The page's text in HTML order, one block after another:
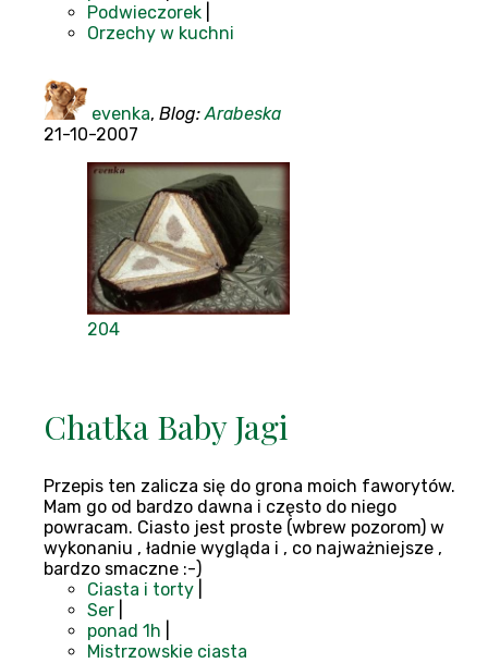
Podwieczorek
Orzechy w kuchni
evenka, Blog: Arabeska
21-10-2007
204
Chatka Baby Jagi
Przepis ten zalicza się do grona moich faworytów.
Mam go od bardzo dawna i często do niego
powracam. Ciasto jest proste (wbrew pozorom) w
wykonaniu , ładnie wygląda i , co najważniejsze ,
bardzo smaczne :-)
Ciasta i torty
Ser
ponad 1h
Mistrzowskie ciasta